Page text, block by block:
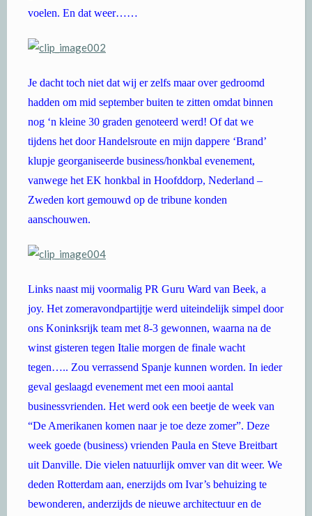
voelen. En dat weer……
Je dacht toch niet dat wij er zelfs maar over gedroomd
hadden om mid september buiten te zitten omdat binnen
nog ‘n kleine 30 graden genoteerd werd! Of dat we
tijdens het door Handelsroute en mijn dappere ‘Brand’
klupje georganiseerde business/honkbal evenement,
vanwege het EK honkbal in Hoofddorp, Nederland –
Zweden kort gemouwd op de tribune konden
aanschouwen.
Links naast mij voormalig PR Guru Ward van Beek, a
joy. Het zomeravondpartijtje werd uiteindelijk simpel door
ons Koninksrijk team met 8-3 gewonnen, waarna na de
winst gisteren tegen Italie morgen de finale wacht
tegen….. Zou verrassend Spanje kunnen worden. In ieder
geval geslaagd evenement met een mooi aantal
businessvrienden. Het werd ook een beetje de week van
“De Amerikanen komen naar je toe deze zomer”. Deze
week goede (business) vrienden Paula en Steve Breitbart
uit Danville. Die vielen natuurlijk omver van dit weer. We
deden Rotterdam aan, enerzijds om Ivar’s behuizing te
bewonderen, anderzijds de nieuwe architectuur en de